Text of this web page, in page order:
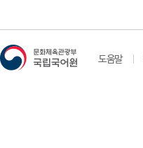
도움말